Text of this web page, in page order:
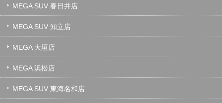
MEGA SUV 春日井店
MEGA SUV 知立店
MEGA 大垣店
MEGA 浜松店
MEGA SUV 東海名和店